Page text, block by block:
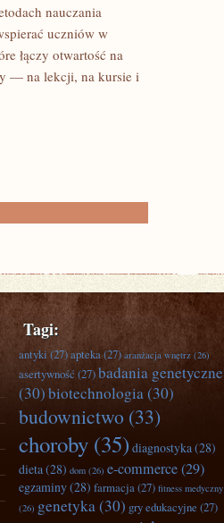
nauczania
uczniów w
łączy otwartość na
— na lekcji, na kursie i
Tagi:
antyki(27)apteka(27) aranżacja wnętrz (26)
asertywność (27)badania genetyczne
(30)biotechnologia(30)
budownictwo (33)
choroby (35) diagnostyka(28)
dieta(28) dom (26) e-commerce(29)
egzaminy(28) farmacja(27) fitness medyczny
(26) genetyka(30) gry edukacyjne (27)